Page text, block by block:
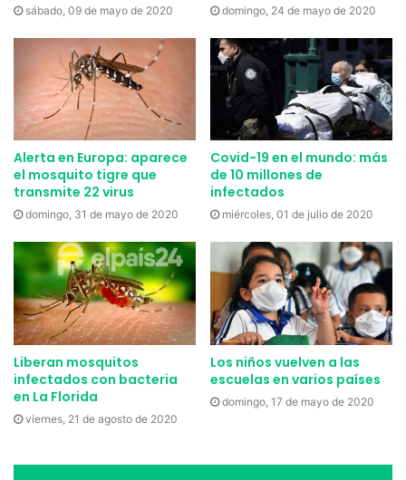
sábado, 09 de mayo de 2020 domingo, 24 de mayo de 2020
Alerta en Europa: aparece
el mosquito tigre que
transmite 22 virus
domingo, 31 de mayo de 2020
Covid-19 en el mundo: más
de 10 millones de
infectados
miércoles, 01 de julio de 2020
Liberan mosquitos
infectados con bacteria
en La Florida
viernes, 21 de agosto de 2020
Los niños vuelven a las
escuelas en varios países
domingo, 17 de mayo de 2020